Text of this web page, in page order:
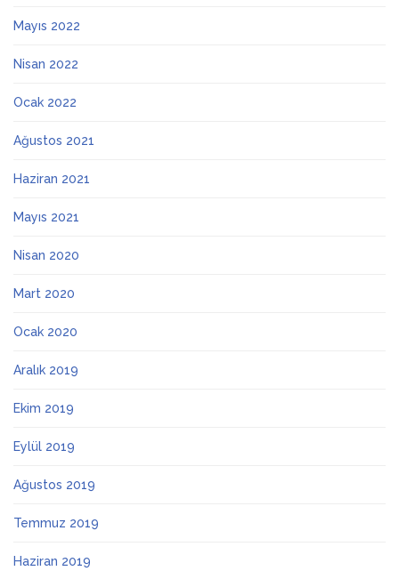
Mayıs 2022
Nisan 2022
Ocak 2022
Ağustos 2021
Haziran 2021
Mayıs 2021
Nisan 2020
Mart 2020
Ocak 2020
Aralık 2019
Ekim 2019
Eylül 2019
Ağustos 2019
Temmuz 2019
Haziran 2019